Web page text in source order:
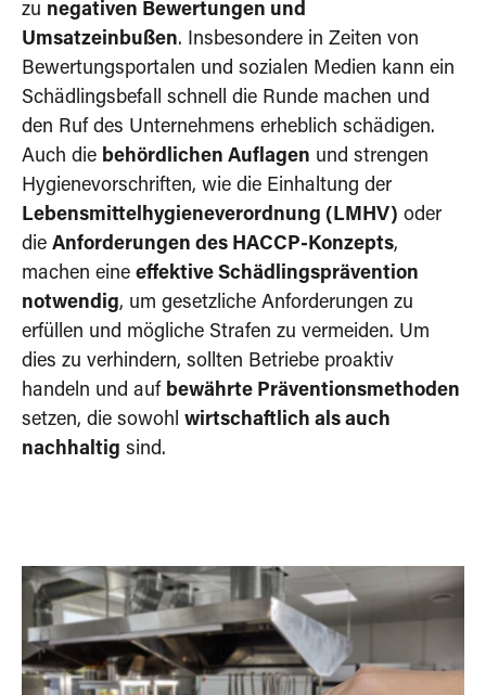
zu negativen Bewertungen und
Umsatzeinbußen. Insbesondere in Zeiten von
Bewertungsportalen und sozialen Medien kann ein
Schädlingsbefall schnell die Runde machen und
den Ruf des Unternehmens erheblich schädigen.
Auch die behördlichen Auflagen und strengen
Hygienevorschriften, wie die Einhaltung der
Lebensmittelhygieneverordnung (LMHV) oder
die Anforderungen des HACCP-Konzepts,
machen eine effektive Schädlingsprävention
notwendig, um gesetzliche Anforderungen zu
erfüllen und mögliche Strafen zu vermeiden. Um
dies zu verhindern, sollten Betriebe proaktiv
handeln und auf bewährte Präventionsmethoden
setzen, die sowohl wirtschaftlich als auch
nachhaltig sind.